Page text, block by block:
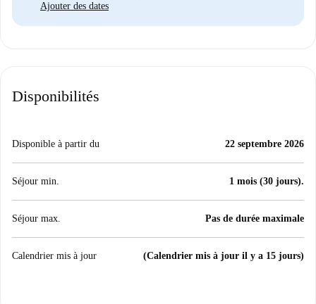
Ajouter des dates
Disponibilités
Disponible à partir du 22 septembre 2026
Séjour min. 1 mois (30 jours).
Séjour max. Pas de durée maximale
Calendrier mis à jour (Calendrier mis à jour il y a 15 jours)